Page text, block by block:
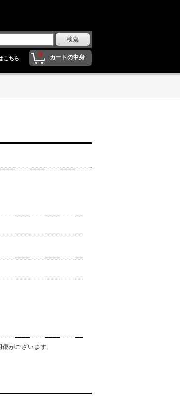
0 カートの中身
こちら
がございます。